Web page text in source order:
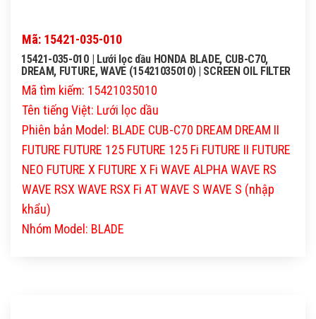
Mã: 15421-035-010
15421-035-010 | Lưới lọc dầu HONDA BLADE, CUB-C70,
DREAM, FUTURE, WAVE (15421035010) | SCREEN OIL FILTER
Mã tìm kiếm: 15421035010
Tên tiếng Việt: Lưới lọc dầu
Phiên bản Model: BLADE CUB-C70 DREAM DREAM II
FUTURE FUTURE 125 FUTURE 125 Fi FUTURE II FUTURE
NEO FUTURE X FUTURE X Fi WAVE ALPHA WAVE RS
WAVE RSX WAVE RSX Fi AT WAVE S WAVE S (nhập
khẩu)
Nhóm Model: BLADE